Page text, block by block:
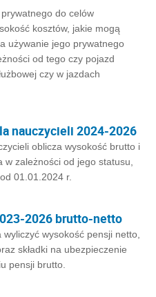
do celów
kosztów, jakie mogą
używanie jego prywatnego
od tego czy pojazd
czy w jazdach
nauczycieli 2024-2026
oblicza wysokość brutto i
zależności od jego statusu,
01.01.2024 r.
2026 brutto-netto
wysokość pensji netto,
składki na ubezpieczenie
pensji brutto.